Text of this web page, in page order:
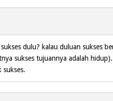
dulu? kalau duluan sukses
sukses tujuannya adalah